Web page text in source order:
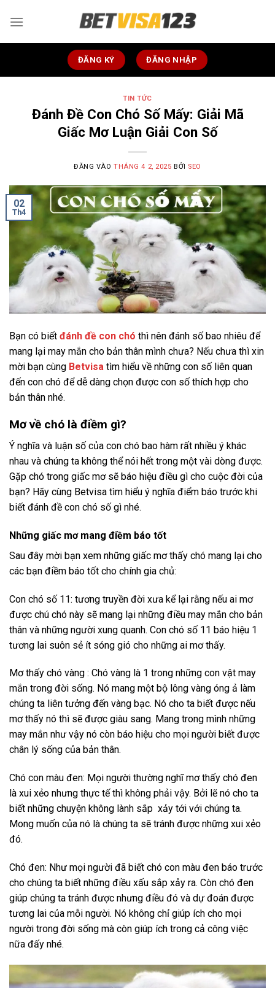
qua
ĐĂNG KÝ ĐĂNG NHẬP
TIN TỨC
Đánh Đề Con Chó Số Mấy: Giải Mã
Giấc Mơ Luận Giải Con Số
ĐĂNG VÀOTHÁNG 4 2, 2025 BỞI SEO
02
Th4
Bạn có biết đánh đề con chó thì nên đánh số bao nhiêu để
mang lại may mắn cho bản thân mình chưa? Nếu chưa thì xin
mời bạn cùng Betvisa tìm hiểu về những con số liên quan
đến con chó để dễ dàng chọn được con số thích hợp cho
bản thân nhé.
Mơ về chó là điềm gì?
Ý nghĩa và luận số của con chó bao hàm rất nhiều ý khác
nhau và chúng ta không thể nói hết trong một vài dòng được.
Gặp chó trong giấc mơ sẽ báo hiệu điều gì cho cuộc đời của
bạn? Hãy cùng Betvisa tìm hiểu ý nghĩa điểm báo trước khi
biết đánh đề con chó số gì nhé.
Những giấc mơ mang điềm báo tốt
Sau đây mời bạn xem những giấc mơ thấy chó mang lại cho
các bạn điềm báo tốt cho chính gia chủ:
Con chó số 11: tương truyền đời xưa kể lại rằng nếu ai mơ
được chú chó này sẽ mang lại những điều may mắn cho bản
thân và những người xung quanh. Con chó số 11 báo hiệu 1
tương lai suôn sẻ ít sóng gió cho những ai mơ thấy.
Mơ thấy chó vàng : Chó vàng là 1 trong những con vật may
mắn trong đời sống. Nó mang một bộ lông vàng óng ả làm
chúng ta liên tưởng đến vàng bạc. Nó cho ta biết được nếu
mơ thấy nó thì sẽ được giàu sang. Mang trong mình những
may mắn như vậy nó còn báo hiệu cho mọi người biết được
chân lý sống của bản thân.
Chó con màu đen: Mọi người thường nghĩ mơ thấy chó đen
là xui xẻo nhưng thực tế thì không phải vậy. Bởi lẽ nó cho ta
biết những chuyện không lành sắp xảy tới với chúng ta.
Mong muốn của nó là chúng ta sẽ tránh được những xui xẻo
đó.
Chó đen: Như mọi người đã biết chó con màu đen báo trước
cho chúng ta biết những điều xấu sắp xảy ra. Còn chó đen
giúp chúng ta tránh được nhưng điều đó và dự đoán được
tương lai của mỗi người. Nó không chỉ giúp ích cho mọi
người trong đời sống mà còn giúp ích trong cả công việc
nữa đấy nhé.